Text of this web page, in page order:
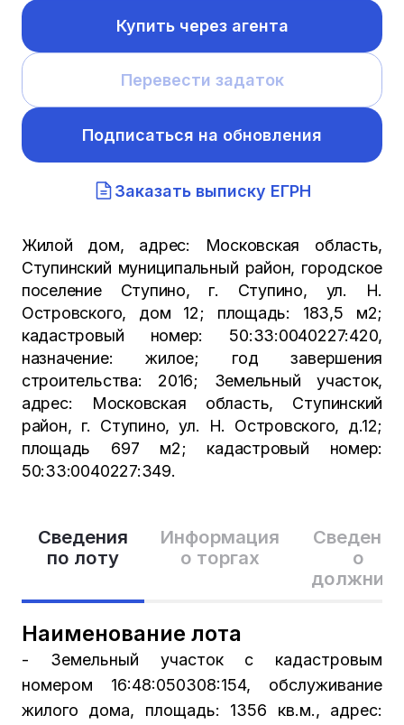
Сведения
по лоту
Информация
о торгах
Сведения
о
Наименование лота
- Земельный участок с кадастровым
номером 16:48:050308:154, обслуживание
жилого дома, площадь: 1356 кв.м., адрес:
Купить через агента
Перевести задаток
Подписаться на обновления
Заказать выписку ЕГРН
Жилой дом, адрес: Московская область,
Ступинский муниципальный район, городское
поселение Ступино, г. Ступино, ул. Н.
Островского, дом 12; площадь: 183,5 м2;
кадастровый номер: 50:33:0040227:420,
назначение: жилое; год завершения
строительства: 2016; Земельный участок,
адрес: Московская область, Ступинский
район, г. Ступино, ул. Н. Островского, д.12;
площадь 697 м2; кадастровый номер:
50:33:0040227:349.